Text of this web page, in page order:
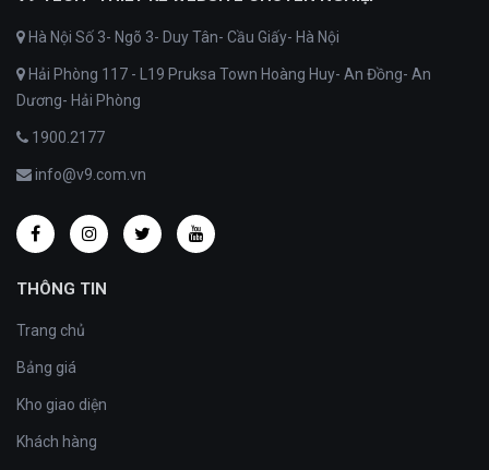
Hà Nội Số 3- Ngõ 3- Duy Tân- Cầu Giấy- Hà Nội
Hải Phòng 117 - L19 Pruksa Town Hoàng Huy- An Đồng- An
Dương- Hải Phòng
1900.2177
info@v9.com.vn
THÔNG TIN
Trang chủ
Bảng giá
Kho giao diện
Khách hàng